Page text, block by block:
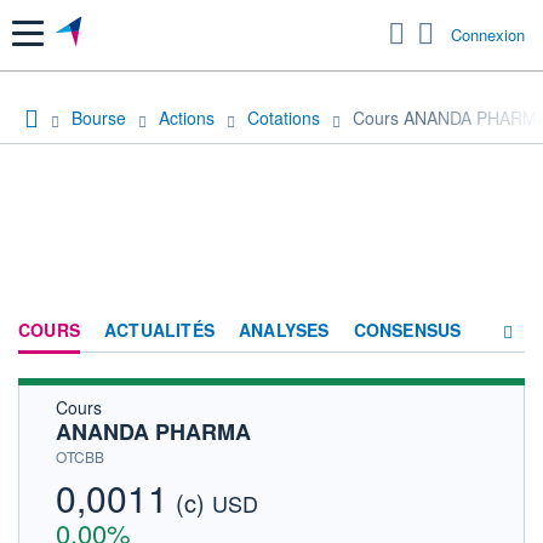
Menu Connexion
Bourse Actions Cotations Cours ANANDA
COURS ACTUALITÉS ANALYSES CONSENSUS
Cours
ANANDA PHARMA
OTCBB
0,0011 (c) USD
0,00%